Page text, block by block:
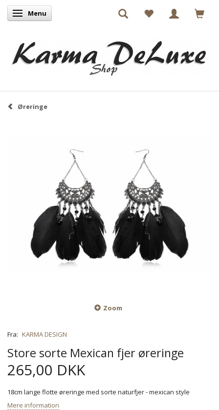
Skifte navigation
Menu
Øreringe
Zoom
Fra: KARMA DESIGN
Store sorte Mexican fjer øreringe
265,00 DKK
18cm lange flotte øreringe med sorte naturfjer - mexican style
Mere information